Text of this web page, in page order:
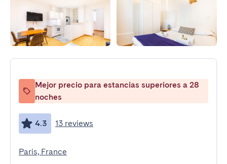
Mejor precio para estancias superiores a 28
noches
4.3 13 reviews
Paris, France